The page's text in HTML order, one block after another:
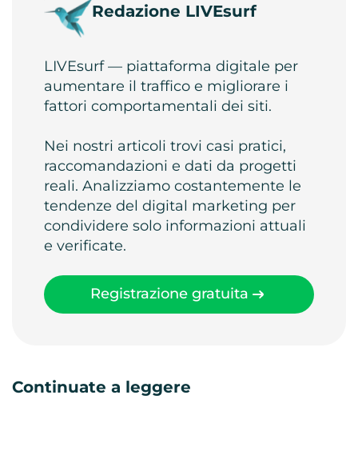
Redazione LIVEsurf
LIVEsurf — piattaforma digitale per
aumentare il traffico e migliorare i
fattori comportamentali dei siti.
Nei nostri articoli trovi casi pratici,
raccomandazioni e dati da progetti
reali. Analizziamo costantemente le
tendenze del digital marketing per
condividere solo informazioni attuali
e verificate.
Registrazione gratuita
Continuate a leggere